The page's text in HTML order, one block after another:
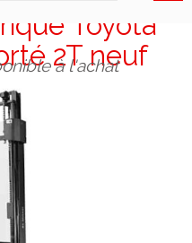
Toyota
2T neuf
à l'achat​